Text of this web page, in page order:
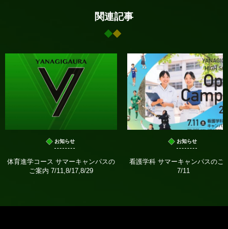
関連記事
お知らせ
体育進学コース サマーキャンパスの
ご案内 7/11,8/17,8/29
お知らせ
看護学科 サマーキャンパスのご
7/11